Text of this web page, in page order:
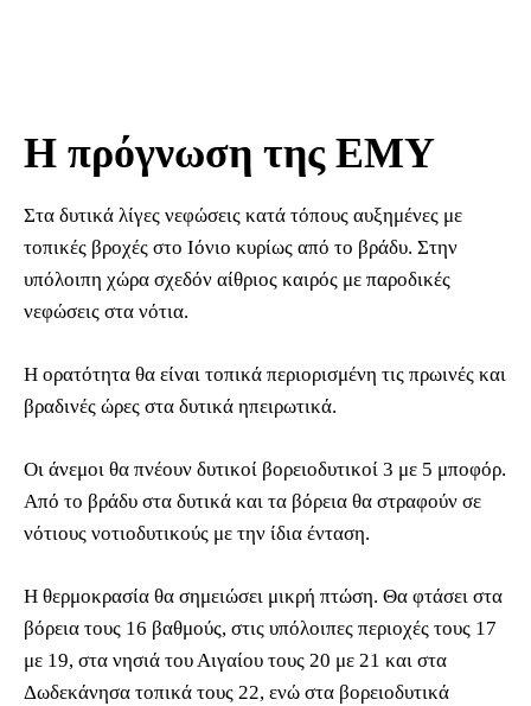
Η πρόγνωση της ΕΜΥ
Στα δυτικά λίγες νεφώσεις κατά τόπους αυξημένες με
τοπικές βροχές στο Ιόνιο κυρίως από το βράδυ. Στην
υπόλοιπη χώρα σχεδόν αίθριος καιρός με παροδικές
νεφώσεις στα νότια.
Η ορατότητα θα είναι τοπικά περιορισμένη τις πρωινές και
βραδινές ώρες στα δυτικά ηπειρωτικά.
Οι άνεμοι θα πνέουν δυτικοί βορειοδυτικοί 3 με 5 μποφόρ.
Από το βράδυ στα δυτικά και τα βόρεια θα στραφούν σε
νότιους νοτιοδυτικούς με την ίδια ένταση.
Η θερμοκρασία θα σημειώσει μικρή πτώση. Θα φτάσει στα
βόρεια τους 16 βαθμούς, στις υπόλοιπες περιοχές τους 17
με 19, στα νησιά του Αιγαίου τους 20 με 21 και στα
Δωδεκάνησα τοπικά τους 22, ενώ στα βορειοδυτικά